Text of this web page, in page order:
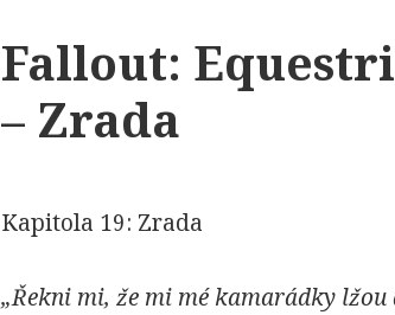
Fallout:
– Zrada
Kapitola 19: Zrada
„Řekni mi, že mi mé kamarádky